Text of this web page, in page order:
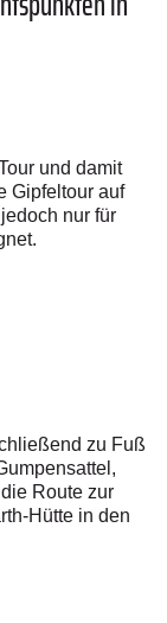
und damit
Gipfeltour auf
nur für
zu Fuß
Route zur
Hütte in den